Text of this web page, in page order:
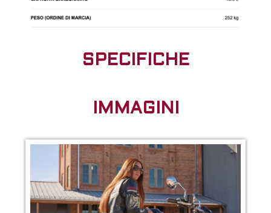
SPECIFICHE
IMMAGINI